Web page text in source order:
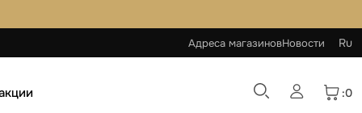
Адреса магазиновНовости Ru
:0